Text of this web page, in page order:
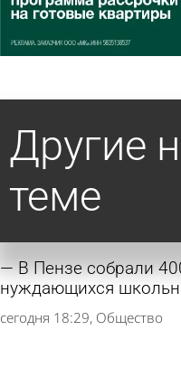
Другие
теме
В Пензе собрали
нуждающихся
сегодня 18:29 Общество